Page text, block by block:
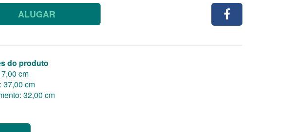
ALUGAR
do produto
cm
37,00 cm
32,00 cm